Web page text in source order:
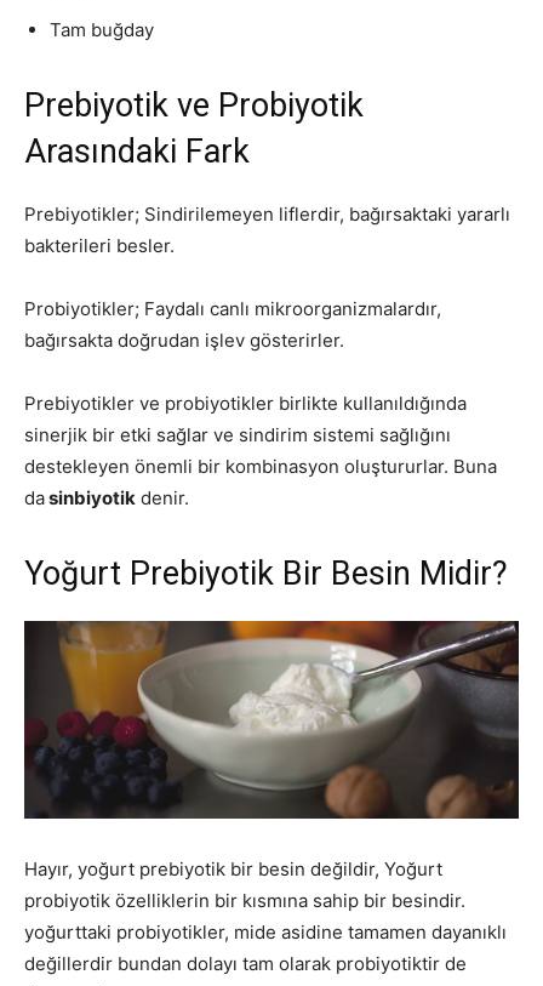
Tam buğday
Prebiyotik ve Probiyotik
Arasındaki Fark
Prebiyotikler; Sindirilemeyen liflerdir, bağırsaktaki yararlı
bakterileri besler.
Probiyotikler; Faydalı canlı mikroorganizmalardır,
bağırsakta doğrudan işlev gösterirler.
Prebiyotikler ve probiyotikler birlikte kullanıldığında
sinerjik bir etki sağlar ve sindirim sistemi sağlığını
destekleyen önemli bir kombinasyon oluştururlar. Buna
dasinbiyotik denir.
Yoğurt Prebiyotik Bir Besin Midir?
Hayır, yoğurt prebiyotik bir besin değildir, Yoğurt
probiyotik özelliklerin bir kısmına sahip bir besindir.
yoğurttaki probiyotikler, mide asidine tamamen dayanıklı
değillerdir bundan dolayı tam olarak probiyotiktir de